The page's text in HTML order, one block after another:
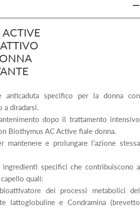
anticaduta specifico per la donna con
a diradarsi.
dopo il trattamento intensivo
Biothymus AC Active fiale donna.
mantenere e prolungare l’azione stessa
specifici che contribuiscono a
quali:
dei processi metabolici del
lattoglobuline e Condramina (brevetto